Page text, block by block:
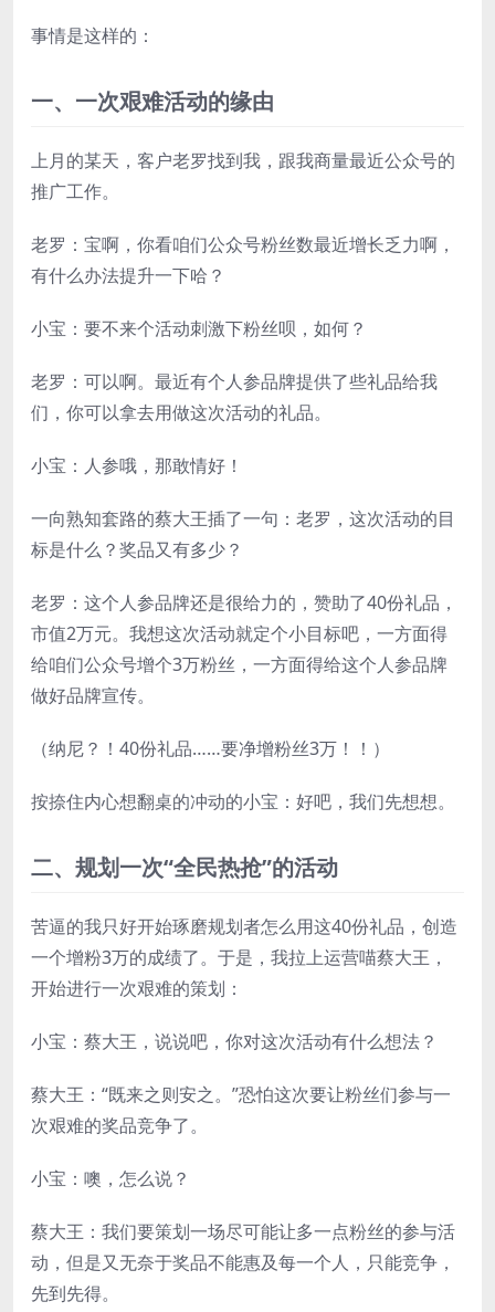
事情是这样的：
一、一次艰难活动的缘由
上月的某天，客户老罗找到我，跟我商量最近公众号的
推广工作。
老罗：宝啊，你看咱们公众号粉丝数最近增长乏力啊，
有什么办法提升一下哈？
小宝：要不来个活动刺激下粉丝呗，如何？
老罗：可以啊。最近有个人参品牌提供了些礼品给我
们，你可以拿去用做这次活动的礼品。
小宝：人参哦，那敢情好！
一向熟知套路的蔡大王插了一句：老罗，这次活动的目
标是什么？奖品又有多少？
老罗：这个人参品牌还是很给力的，赞助了40份礼品，
市值2万元。我想这次活动就定个小目标吧，一方面得
给咱们公众号增个3万粉丝，一方面得给这个人参品牌
做好品牌宣传。
（纳尼？！40份礼品……要净增粉丝3万！！）
按捺住内心想翻桌的冲动的小宝：好吧，我们先想想。
二、规划一次“全民热抢”的活动
苦逼的我只好开始琢磨规划者怎么用这40份礼品，创造
一个增粉3万的成绩了。于是，我拉上运营喵蔡大王，
开始进行一次艰难的策划：
小宝：蔡大王，说说吧，你对这次活动有什么想法？
蔡大王：“既来之则安之。”恐怕这次要让粉丝们参与一
次艰难的奖品竞争了。
小宝：噢，怎么说？
蔡大王：我们要策划一场尽可能让多一点粉丝的参与活
动，但是又无奈于奖品不能惠及每一个人，只能竞争，
先到先得。